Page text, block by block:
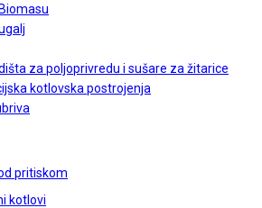
za poljoprivredu i sušare za žitarice
kotlovska postrojenja
pritiskom
kotlovi